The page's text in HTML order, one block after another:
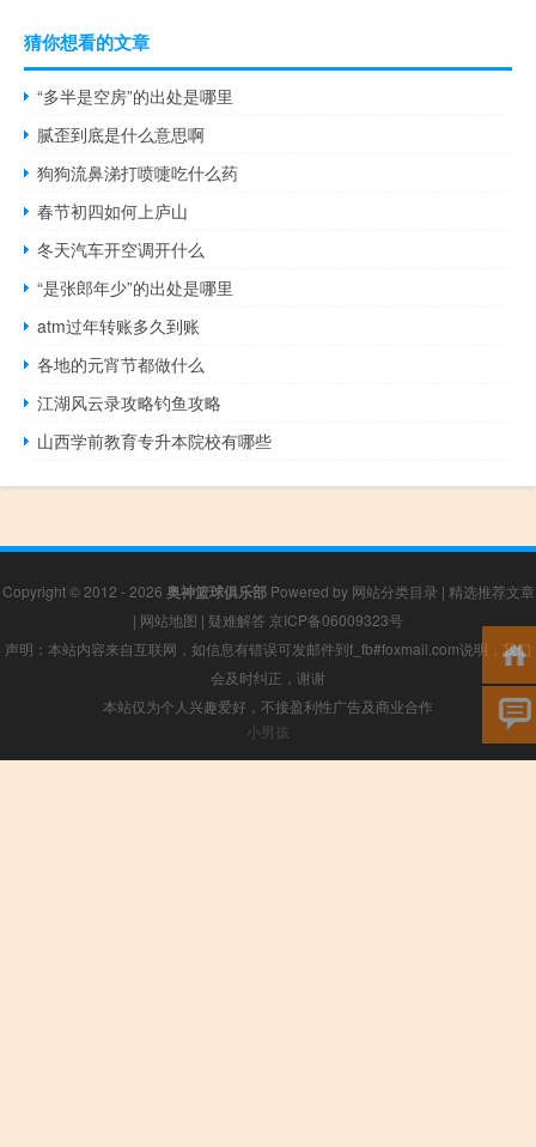
猜你想看的文章
“多半是空房”的出处是哪里
腻歪到底是什么意思啊
狗狗流鼻涕打喷嚏吃什么药
春节初四如何上庐山
冬天汽车开空调开什么
“是张郎年少”的出处是哪里
atm过年转账多久到账
各地的元宵节都做什么
江湖风云录攻略钓鱼攻略
山西学前教育专升本院校有哪些
Copyright © 2012 - 2026 奥神篮球俱乐部Powered by 网站分类目录 | 精选推荐文章
| 网站地图 | 疑难解答 京ICP备06009323号
声明：本站内容来自互联网，如信息有错误可发邮件到f_fb#foxmail.com说明，我们
会及时纠正，谢谢
本站仅为个人兴趣爱好，不接盈利性广告及商业合作
小男孩